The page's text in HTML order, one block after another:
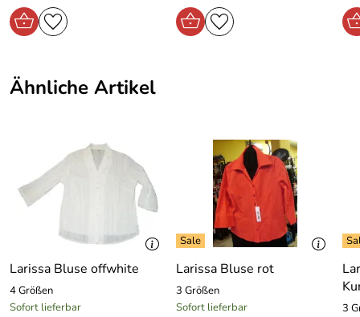
Ähnliche Artikel
Larissa Bluse offwhite
4 Größen
Sofort lieferbar
Larissa Bluse rot
3 Größen
Sofort lieferbar
3